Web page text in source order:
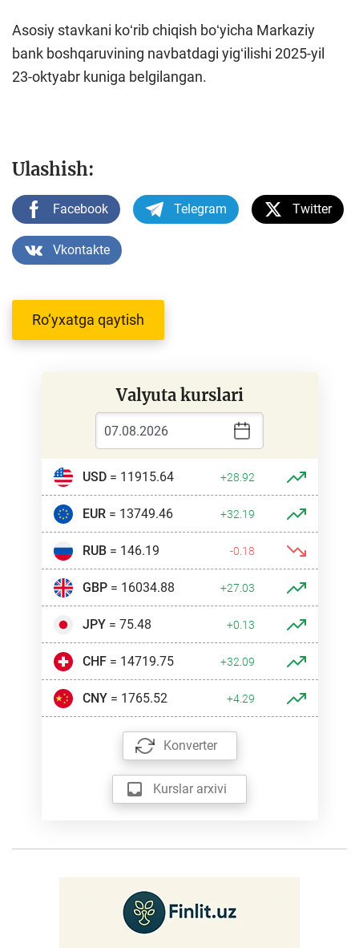
Asosiy stavkani koʻrib chiqish boʻyicha Markaziy
bank boshqaruvining navbatdagi yigʻilishi 2025-yil
23-oktyabr kuniga belgilangan.
Ulashish:
Facebook Telegram Twitter
Vkontakte
Ro‘yxatga qaytish
Valyuta kurslari
USD= 11915.64 +28.92
EUR= 13749.46 +32.19
RUB= 146.19 -0.18
GBP= 16034.88 +27.03
JPY= 75.48 +0.13
CHF= 14719.75 +32.09
CNY= 1765.52 +4.29
Konverter
Kurslar arxivi